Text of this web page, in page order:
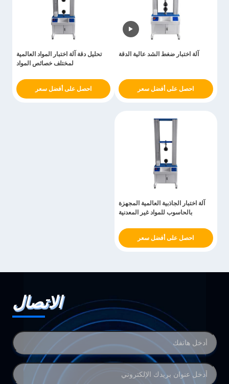
آلة اختبار ضغط الشد عالية الدقة
احصل على أفضل سعر
تحليل دقة آلة اختبار المواد العالمية
لمختلف خصائص المواد
احصل على أفضل سعر
آلة اختبار الجاذبية العالمية المجهزة
بالحاسوب للمواد غير المعدنية
احصل على أفضل سعر
الاتصال